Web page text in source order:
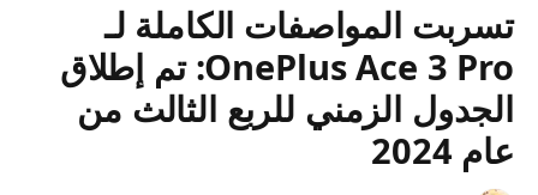
تسربت المواصفات الكاملة لـ
OnePlus Ace 3 Pro: تم إطلاق
الجدول الزمني للربع الثالث من
عام 2024